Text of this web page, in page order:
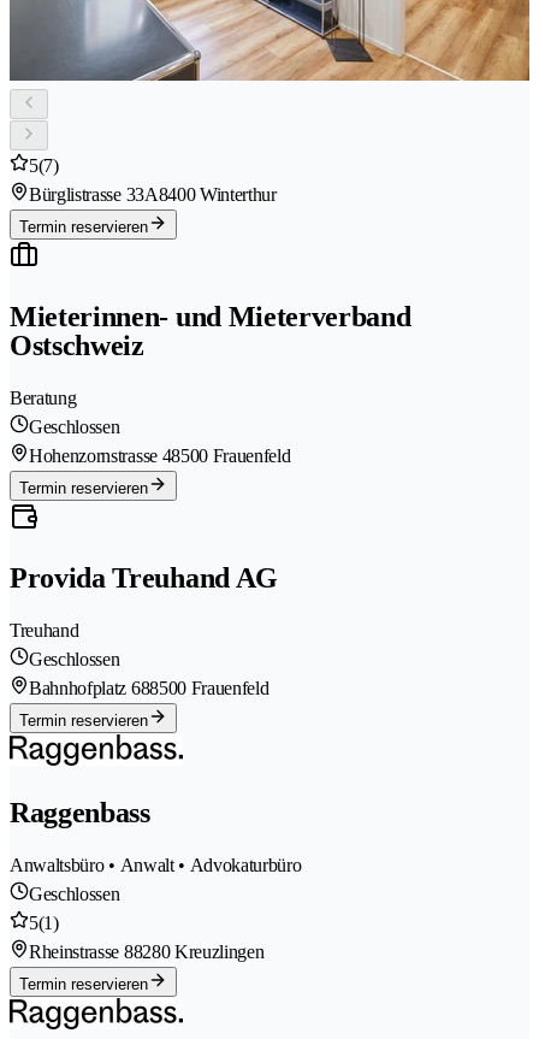
5(7)
Bürglistrasse 33A8400 Winterthur
Termin reservieren
Mieterinnen- und Mieterverband
Ostschweiz
Beratung
Geschlossen
Hohenzornstrasse 48500 Frauenfeld
Termin reservieren
Provida Treuhand AG
Treuhand
Geschlossen
Bahnhofplatz 688500 Frauenfeld
Termin reservieren
Raggenbass
Anwaltsbüro • Anwalt • Advokaturbüro
Geschlossen
5(1)
Rheinstrasse 88280 Kreuzlingen
Termin reservieren